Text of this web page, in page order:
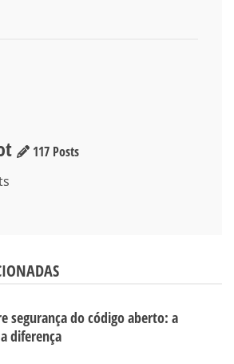
117 Posts
segurança do código aberto: a
diferença